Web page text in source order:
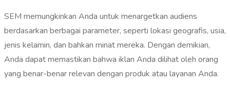
‎SEM memungkinkan Anda untuk menargetkan audiens
berdasarkan berbagai parameter, seperti lokasi geografis, usia,
jenis kelamin, dan bahkan minat mereka. Dengan demikian,
Anda dapat memastikan bahwa iklan Anda dilihat oleh orang
yang benar-benar relevan dengan produk atau layanan Anda.